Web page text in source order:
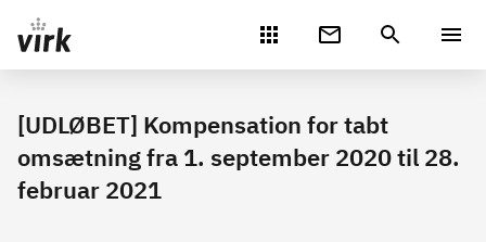
Gå direkte til indhold
[UDLØBET] Kompensation for tabt
omsætning fra 1. september 2020 til 28.
februar 2021